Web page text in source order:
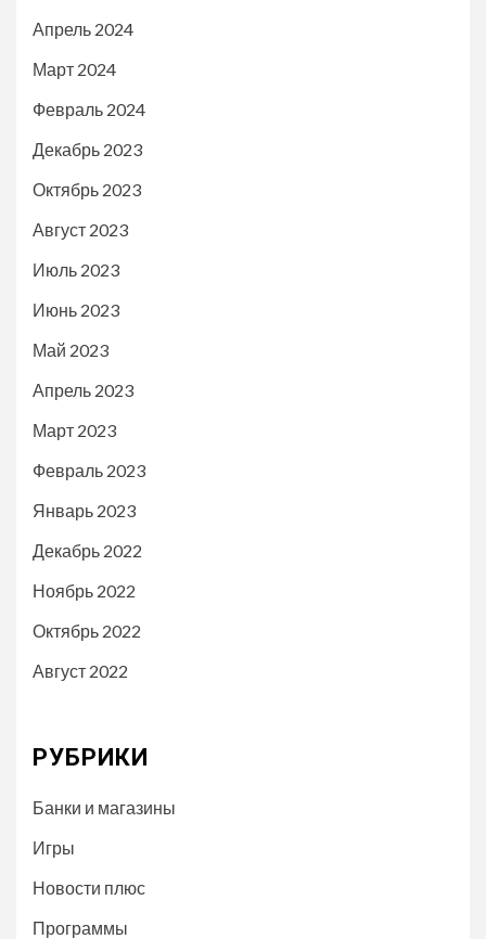
Апрель 2024
Март 2024
Февраль 2024
Декабрь 2023
Октябрь 2023
Август 2023
Июль 2023
Июнь 2023
Май 2023
Апрель 2023
Март 2023
Февраль 2023
Январь 2023
Декабрь 2022
Ноябрь 2022
Октябрь 2022
Август 2022
РУБРИКИ
Банки и магазины
Игры
Новости плюс
Программы